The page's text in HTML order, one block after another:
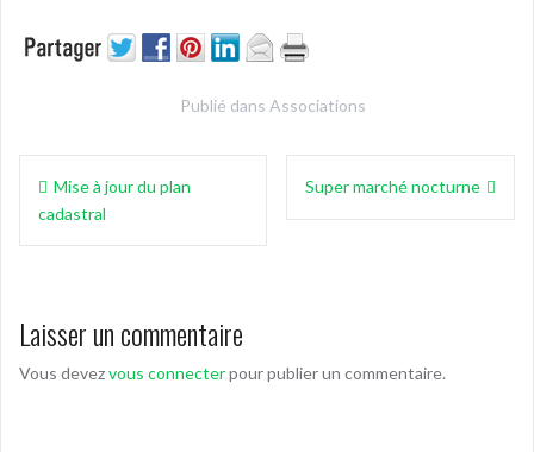
Publié dans Associations
Navigation
de Mise à jour du plan
cadastral
Super marché nocturne
Laisser un commentaire
Vous devezvous connecterpour publier un commentaire.